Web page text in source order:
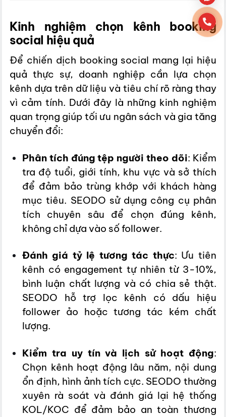
Kinh nghiệm chọn kênh booking
social hiệu quả
Để chiến dịch booking social mang lại hiệu
quả thực sự, doanh nghiệp cần lựa chọn
kênh dựa trên dữ liệu và tiêu chí rõ ràng thay
vì cảm tính. Dưới đây là những kinh nghiệm
quan trọng giúp tối ưu ngân sách và gia tăng
chuyển đổi:
Phân tích đúng tệp người theo dõi: Kiểm
tra độ tuổi, giới tính, khu vực và sở thích
để đảm bảo trùng khớp với khách hàng
mục tiêu. SEODO sử dụng công cụ phân
tích chuyên sâu để chọn đúng kênh,
không chỉ dựa vào số follower.
Đánh giá tỷ lệ tương tác thực: Ưu tiên
kênh có engagement tự nhiên từ 3-10%,
bình luận chất lượng và có chia sẻ thật.
SEODO hỗ trợ lọc kênh có dấu hiệu
follower ảo hoặc tương tác kém chất
lượng.
Kiểm tra uy tín và lịch sử hoạt động:
Chọn kênh hoạt động lâu năm, nội dung
ổn định, hình ảnh tích cực. SEODO thường
xuyên rà soát và đánh giá lại hệ thống
KOL/KOC để đảm bảo an toàn thương